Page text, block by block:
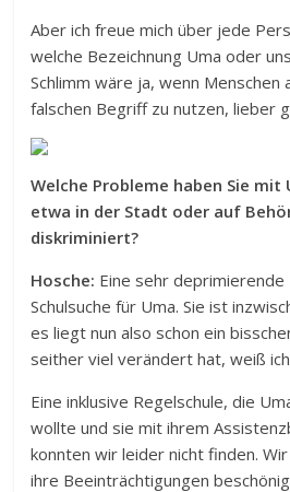
Aber ich freue mich über jede
welche Bezeichnung Uma oder
Schlimm wäre ja, wenn Menschen
falschen Begriff zu nutzen, lieber
Welche Probleme haben Sie
etwa in der Stadt oder auf
diskriminiert?
Hosche: Eine sehr
Schulsuche für Uma. Sie ist
es liegt nun also schon ein
seither viel verändert hat, weiß
Eine inklusive Regelschule, die
wollte und sie mit ihrem
konnten wir leider nicht finden.
ihre Beeinträchtigungen